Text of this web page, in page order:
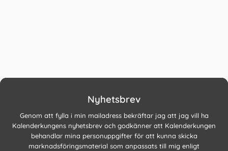
Nyhetsbrev
Genom att fylla i min mailadress bekräftar jag att jag vill ha
Kalenderkungens nyhetsbrev och godkänner att Kalenderkungen
behandlar mina personuppgifter för att kunna skicka
marknadsföringsmaterial som anpassats till mig enligt